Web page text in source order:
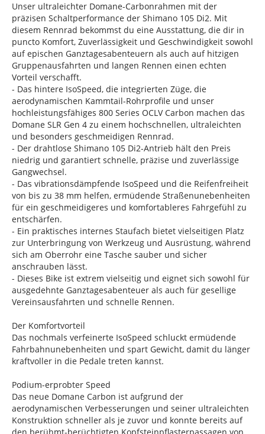
Unser ultraleichter Domane-Carbonrahmen mit der
präzisen Schaltperformance der Shimano 105 Di2. Mit
diesem Rennrad bekommst du eine Ausstattung, die dir in
puncto Komfort, Zuverlässigkeit und Geschwindigkeit sowohl
auf epischen Ganztagesabenteuern als auch auf hitzigen
Gruppenausfahrten und langen Rennen einen echten
Vorteil verschafft.
- Das hintere IsoSpeed, die integrierten Züge, die
aerodynamischen Kammtail-Rohrprofile und unser
hochleistungsfähiges 800 Series OCLV Carbon machen das
Domane SLR Gen 4 zu einem hochschnellen, ultraleichten
und besonders geschmeidigen Rennrad.
- Der drahtlose Shimano 105 Di2-Antrieb hält den Preis
niedrig und garantiert schnelle, präzise und zuverlässige
Gangwechsel.
- Das vibrationsdämpfende IsoSpeed und die Reifenfreiheit
von bis zu 38 mm helfen, ermüdende Straßenunebenheiten
für ein geschmeidigeres und komfortableres Fahrgefühl zu
entschärfen.
- Ein praktisches internes Staufach bietet vielseitigen Platz
zur Unterbringung von Werkzeug und Ausrüstung, während
sich am Oberrohr eine Tasche sauber und sicher
anschrauben lässt.
- Dieses Bike ist extrem vielseitig und eignet sich sowohl für
ausgedehnte Ganztagesabenteuer als auch für gesellige
Vereinsausfahrten und schnelle Rennen.
Der Komfortvorteil
Das nochmals verfeinerte IsoSpeed schluckt ermüdende
Fahrbahnunebenheiten und spart Gewicht, damit du länger
kraftvoller in die Pedale treten kannst.
Podium-erprobter Speed
Das neue Domane Carbon ist aufgrund der
aerodynamischen Verbesserungen und seiner ultraleichten
Konstruktion schneller als je zuvor und konnte bereits auf